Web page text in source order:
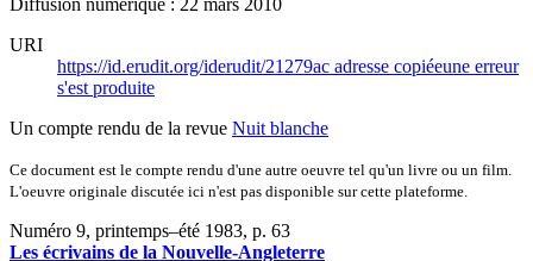
URI
https://id.erudit.org/iderudit/21279ac adresse copiéeune erreur
s'est produite
Un compte rendu de la revue Nuit blanche
Ce document est le compte rendu d'une autre oeuvre tel qu'un livre ou un film.
L'oeuvre originale discutée ici n'est pas disponible sur cette plateforme.
Numéro 9, printemps–été 1983, p. 63
Les écrivains de la Nouvelle-Angleterre